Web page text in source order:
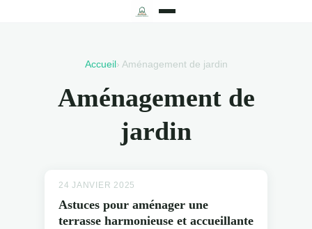
Accueil › Aménagement de jardin
Aménagement de
jardin
24 JANVIER 2025
Astuces pour aménager une
terrasse harmonieuse et accueillante